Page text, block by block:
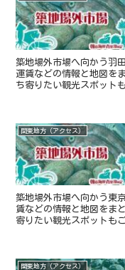
築地場外市場へ向かう羽
運賃などの情報と地図を
ち寄りたい観光スポット
関東地方（アクセス）
築地場外市場へ向かう東
賃などの情報と地図をま
寄りたい観光スポットも
関東地方（アクセス）